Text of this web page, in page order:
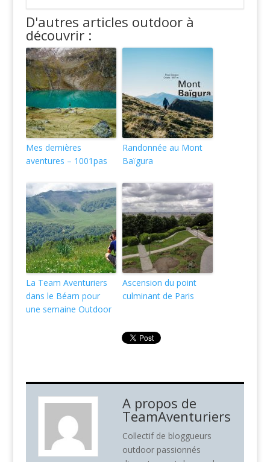
D'autres articles outdoor à
découvrir :
Mes dernières
aventures – 1001pas
Randonnée au Mont
Baïgura
La Team Aventuriers
dans le Béarn pour
une semaine Outdoor
Ascension du point
culminant de Paris
A propos de
TeamAventuriers
Collectif de bloggueurs
outdoor passionnés